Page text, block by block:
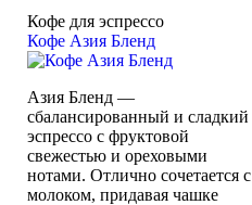
Кофе для эспрессо
Кофе Азия Бленд
Азия Бленд —
сбалансированный и сладкий
эспрессо с фруктовой
свежестью и ореховыми
нотами. Отлично сочетается с
молоком, придавая чашке